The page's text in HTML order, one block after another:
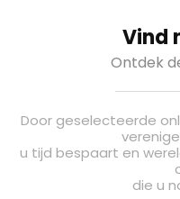
Vind
Ontdek
Door geselecteerde
u tijd bespaart en
die u